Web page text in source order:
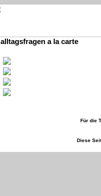
alltagsfragen a la carte
Für die
Diese